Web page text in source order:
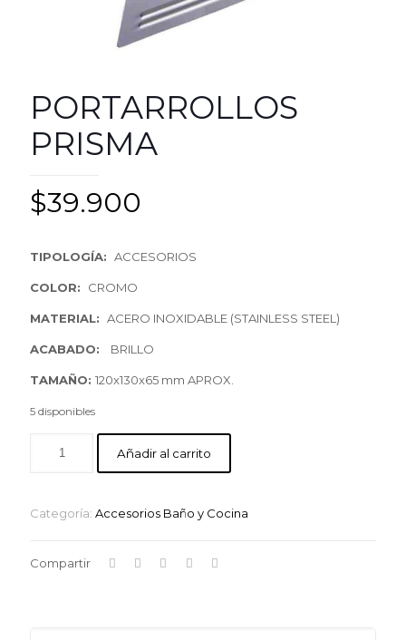
PORTARROLLOS
PRISMA
$39.900
TIPOLOGÍA: ACCESORIOS
COLOR: CROMO
MATERIAL: ACERO INOXIDABLE (STAINLESS STEEL)
ACABADO: BRILLO
TAMAÑO: 120x130x65 mm APROX.
5 disponibles
Añadir al carrito
Categoría: Accesorios Baño y Cocina
Compartir